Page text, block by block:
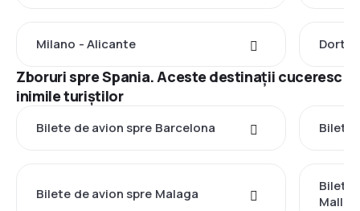
Milano - Alicante
Zboruri spre Spania. Aceste destinații cuceresc
inimile turiștilor
Bilete de avion spre Barcelona Bilete
Bilete de avion spre Malaga
Bilete